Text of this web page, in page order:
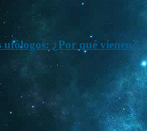
¿Por qué vienen